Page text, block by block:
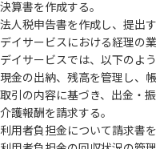
決算書を作成する。
法人税申告書を作成し、提出す
デイサービスにおける経理の
デイサービスでは、以下のよ
現金の出納、残高を管理し、
取引の内容に基づき、出金・振
介護報酬を請求する。
利用者負担金について請求書を